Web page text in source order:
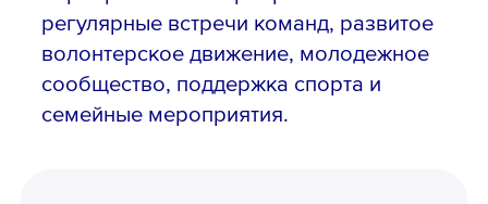
регулярные встречи команд, развитое
волонтерское движение, молодежное
сообщество, поддержка спорта и
семейные мероприятия.